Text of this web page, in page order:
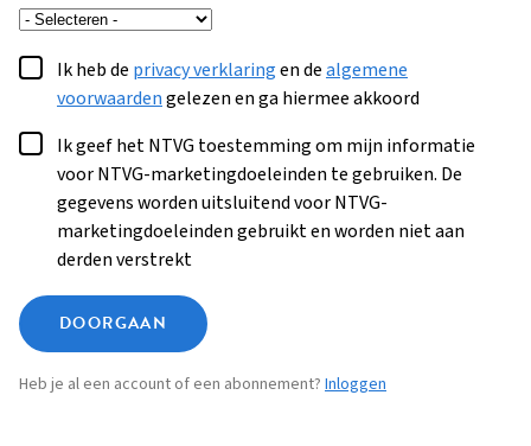
Ik heb de privacy verklaringen dealgemene
voorwaardengelezen en ga hiermee akkoord
Ik geef het NTVG toestemming om mijn informatie
voor NTVG-marketingdoeleinden te gebruiken. De
gegevens worden uitsluitend voor NTVG-
marketingdoeleinden gebruikt en worden niet aan
derden verstrekt
DOORGAAN
Heb je al een account of een abonnement? Inloggen